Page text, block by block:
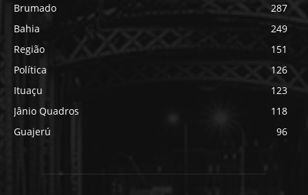
Brumado
287
Bahia
249
Região
151
Política
126
Ituaçu
123
Jânio Quadros
118
Guajerú
96